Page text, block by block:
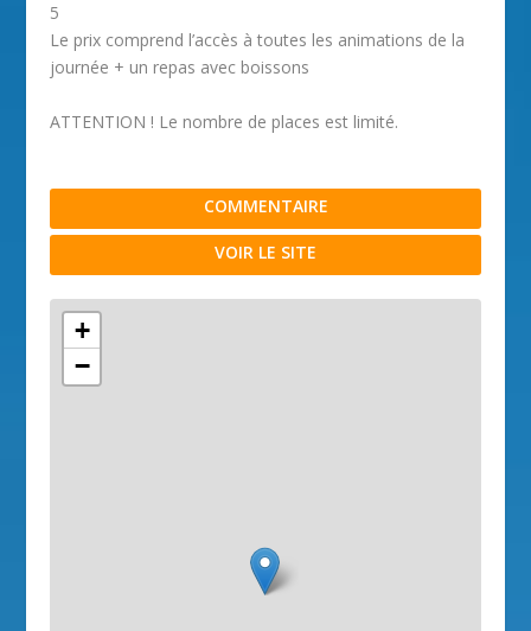
5
Le prix comprend l’accès à toutes les animations de la
journée + un repas avec boissons
ATTENTION ! Le nombre de places est limité.
COMMENTAIRE
VOIR LE SITE
+
−